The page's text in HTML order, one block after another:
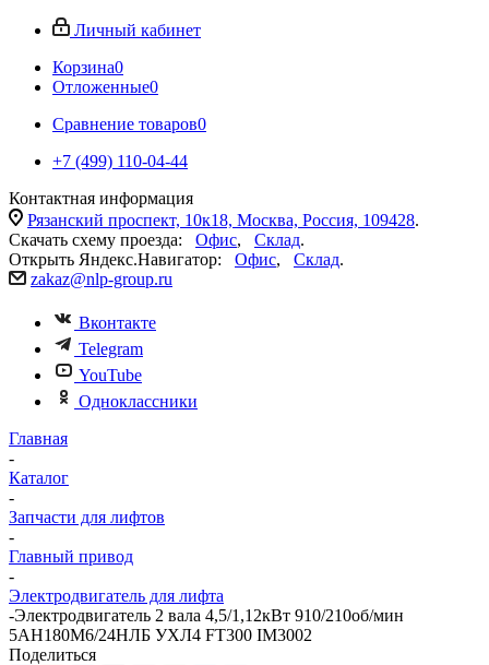
Личный кабинет
Корзина0
Отложенные0
Сравнение товаров0
+7 (499) 110-04-44
Контактная информация
Рязанский проспект, 10к18, Москва, Россия, 109428.
Скачать схему проезда: Офис, Склад.
Открыть Яндекс.Навигатор: Офис, Склад.
zakaz@nlp-group.ru
Вконтакте
Telegram
YouTube
Одноклассники
Главная
-
Каталог
-
Запчасти для лифтов
-
Главный привод
-
Электродвигатель для лифта
-Электродвигатель 2 вала 4,5/1,12кВт 910/210об/мин
5АН180М6/24НЛБ УХЛ4 FT300 IM3002
Поделиться